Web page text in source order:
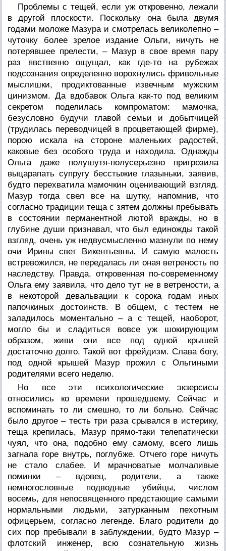
Проблемы с тещей, если уж откровенно, лежали
в другой плоскости. Поскольку она была двумя
годами моложе Мазура и смотрелась великолепно –
чуточку более зрелое издание Ольги, ничуть не
потерявшее прелести, – Мазур в свое время пару
раз явственно ощущал, как где-то на рубежах
подсознания определенно ворохнулись фривольные
мыслишки, продиктованные извечным мужским
цинизмом. Да вдобавок Ольга как-то под великим
секретом поделилась компроматом: мамочка,
безусловно будучи главой семьи и добытчицей
(трудилась переводчицей в процветающей фирме),
порою искала на стороне маленьких радостей,
каковые без особого труда и находила. Однажды
Ольга даже полушутя-полусерьезно пригрозила
выцарапать супругу бесстыжие глазыньки, заявив,
будто перехватила мамочкин оценивающий взгляд.
Мазур тогда свел все на шутку, напомнив, что
согласно традиции теща с зятем должны пребывать
в состоянии перманентной лютой вражды, но в
глубине души признавал, что был единожды такой
взгляд, очень уж недвусмысленно мазнули по нему
очи Ирины свет Викентьевны. И самую малость
встревожился, не передалась ли оная ветреность по
наследству. Правда, откровенная по-современному
Ольга ему заявила, что дело тут не в ветрености, а
в некоторой девальвации к сорока годам иных
папочкиных достоинств. В общем, с тестем не
заладилось моментально – а с тещей, наоборот,
могло бы и сладиться вовсе уж шокирующим
образом, живи они все под одной крышей
достаточно долго. Такой вот фрейдизм. Слава богу,
под одной крышей Мазур прожил с Ольгиными
родителями всего неделю.
Но все эти психологические экзерсисы
относились ко времени прошедшему. Сейчас и
вспоминать то ли смешно, то ли больно. Сейчас
было другое – тесть три раза срывался в истерику,
теща крепилась, Мазур прямо-таки телепатически
чуял, что она, подобно ему самому, всего лишь
загнала горе внутрь, поглубже. Отчего горе ничуть
не стало слабее. И мрачноватые молчаливые
поминки – вдовец, родители, а также
немногословные подводные убийцы, числом
восемь, для непосвященного предстающие самыми
нормальными людьми, затурканным пехотным
офицерьем, согласно легенде. Благо родители до
сих пор пребывали в заблуждении, будто Мазур –
флотский инженер, всю сознательную жизнь